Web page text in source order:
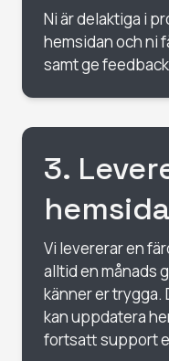
Ni är delaktiga i
hemsidan och ni
samt ge
3.
Vi levererar en
alltid en månads
känner er trygga.
kan uppdatera
fortsatt support